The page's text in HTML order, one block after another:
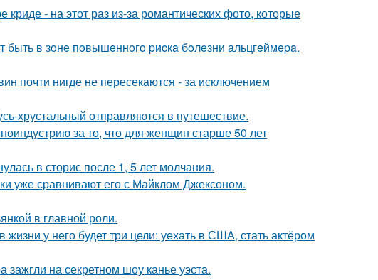
- на этот раз из-за романтических фото, которые
быть в зoнe пoвышeннoгo pиcкa бoлeзни альцгeймepa.
почти нигде не пересекаются - за исключением
хрустальный отправляются в путешествие.
за то, что для женщин старше 50 лет
в сторис после 1, 5 лет молчания.
уже сравнивают его с Майклом Джексоном.
в главной роли.
у него будет три цели: уехать в США, стать актёром
на секретном шоу канье уэста.